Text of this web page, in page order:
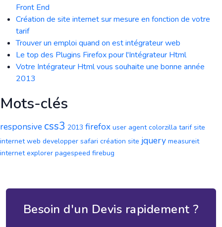
Front End
Création de site internet sur mesure en fonction de votre
tarif
Trouver un emploi quand on est intégrateur web
Le top des Plugins Firefox pour l'Intégrateur Html
Votre Intégrateur Html vous souhaite une bonne année
2013
Mots-clés
responsive css3 2013 firefox user agent colorzilla tarif site
internet web developper safari création site jquery measureit
internet explorer pagespeed firebug
Besoin d'un Devis rapidement ?